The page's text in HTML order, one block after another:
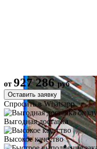
от 927 286руб
Оставить заявку
Спросить в Whatsapp
Выгодная доставка
Высокое качество